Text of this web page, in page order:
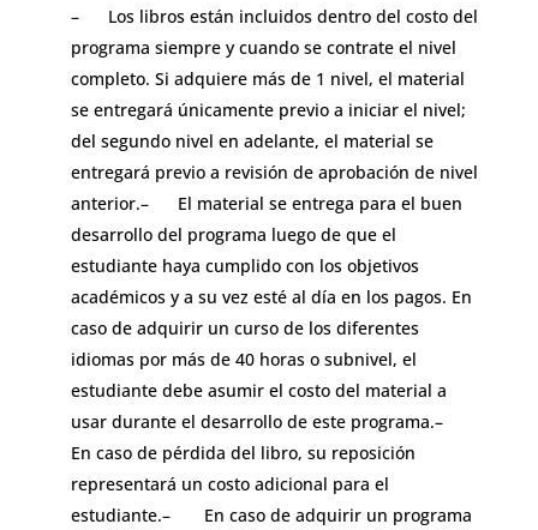
– Los libros están incluidos dentro del costo del
programa siempre y cuando se contrate el nivel
completo. Si adquiere más de 1 nivel, el material
se entregará únicamente previo a iniciar el nivel;
del segundo nivel en adelante, el material se
entregará previo a revisión de aprobación de nivel
anterior.– El material se entrega para el buen
desarrollo del programa luego de que el
estudiante haya cumplido con los objetivos
académicos y a su vez esté al día en los pagos. En
caso de adquirir un curso de los diferentes
idiomas por más de 40 horas o subnivel, el
estudiante debe asumir el costo del material a
usar durante el desarrollo de este programa.–
En caso de pérdida del libro, su reposición
representará un costo adicional para el
estudiante.– En caso de adquirir un programa